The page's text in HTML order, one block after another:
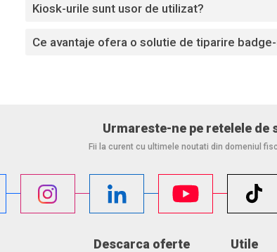
Kiosk-urile sunt usor de utilizat?
Ce avantaje ofera o solutie de tiparire
Urmareste-ne pe retelele de
Fii la curent cu ultimele noutati din domeniul
Descarca oferte Utile